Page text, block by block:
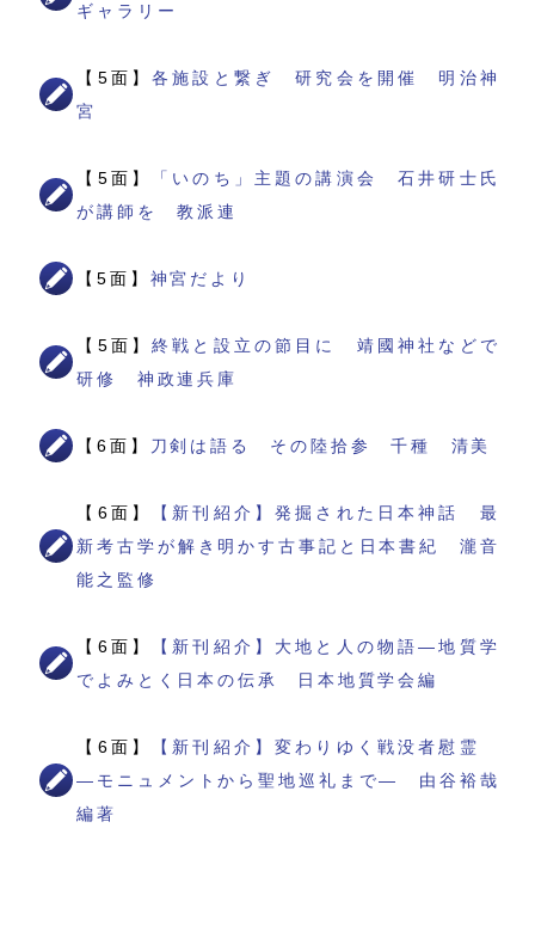
ギャラリー
【5面】各施設と繋ぎ 研究会を開催 明治神
宮
【5面】
「いのち」主題の講演会 石井研士氏
が講師を 教派連
【5面】 神宮だより
【5面】終戦と設立の節目に 靖國神社などで
研修 神政連兵庫
【6面】 刀剣は語る その陸拾参 千種 清美
【6面】
【新刊紹介】発掘された日本神話 最
新考古学が解き明かす古事記と日本書紀 瀧音
能之監修
【6面】
【新刊紹介】大地と人の物語―地質学
でよみとく日本の伝承 日本地質学会編
【6面】
【新刊紹介】変わりゆく戦没者慰霊
―モニュメントから聖地巡礼まで― 由谷裕哉
編著